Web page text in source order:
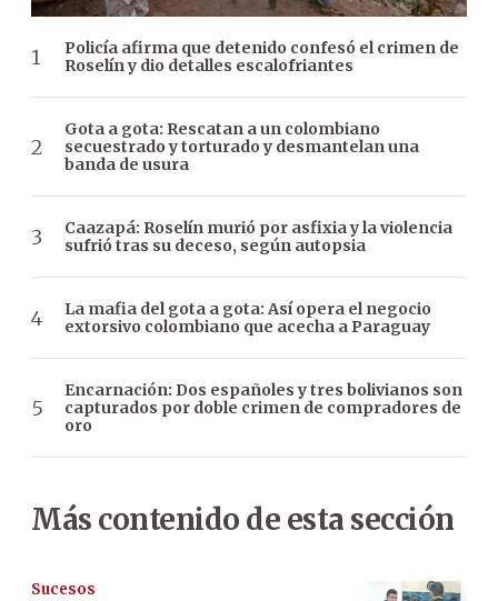
Policía afirma que detenido confesó el crimen de
Roselín y dio detalles escalofriantes
Gota a gota: Rescatan a un colombiano
secuestrado y torturado y desmantelan una
banda de usura
Caazapá: Roselín murió por asfixia y la violencia
sufrió tras su deceso, según autopsia
La mafia del gota a gota: Así opera el negocio
extorsivo colombiano que acecha a Paraguay
Encarnación: Dos españoles y tres bolivianos son
capturados por doble crimen de compradores de
oro
Más contenido de esta sección
Sucesos